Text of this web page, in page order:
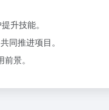
升技能。
同推进项目。
景。